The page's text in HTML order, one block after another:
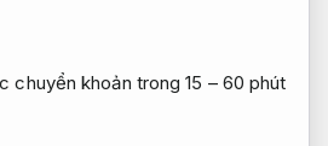
chuyển khoản trong 15 – 60 phút